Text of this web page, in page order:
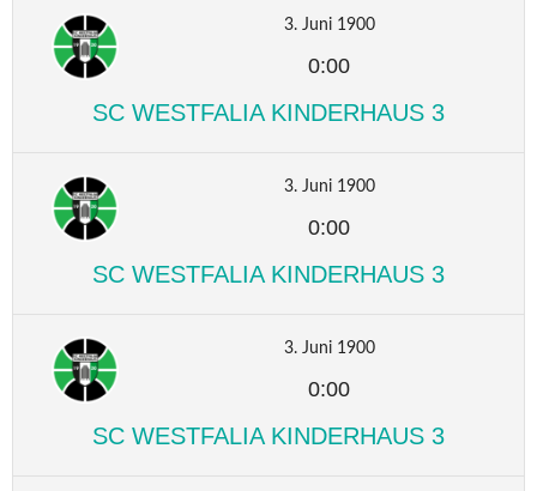
3. Juni 1900
0:00
SC WESTFALIA KINDERHAUS 3
3. Juni 1900
0:00
SC WESTFALIA KINDERHAUS 3
3. Juni 1900
0:00
SC WESTFALIA KINDERHAUS 3